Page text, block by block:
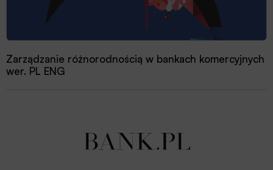
Zarządzanie różnorodnością w bankach komercyjnych
wer. PL ENG